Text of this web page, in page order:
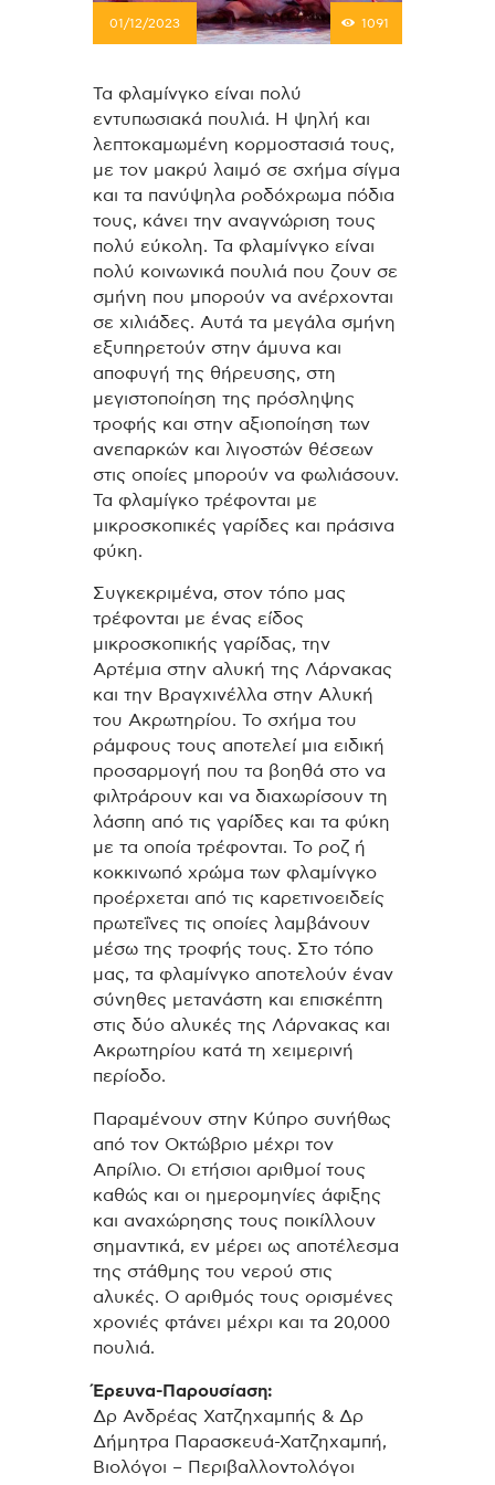
01/12/2023 1091
Τα φλαμίνγκο είναι πολύ
εντυπωσιακά πουλιά. Η ψηλή και
λεπτοκαμωμένη κορμοστασιά τους,
με τον μακρύ λαιμό σε σχήμα σίγμα
και τα πανύψηλα ροδόχρωμα πόδια
τους, κάνει την αναγνώριση τους
πολύ εύκολη. Τα φλαμίνγκο είναι
πολύ κοινωνικά πουλιά που ζουν σε
σμήνη που μπορούν να ανέρχονται
σε χιλιάδες. Αυτά τα μεγάλα σμήνη
εξυπηρετούν στην άμυνα και
αποφυγή της θήρευσης, στη
μεγιστοποίηση της πρόσληψης
τροφής και στην αξιοποίηση των
ανεπαρκών και λιγοστών θέσεων
στις οποίες μπορούν να φωλιάσουν.
Τα φλαμίγκο τρέφονται με
μικροσκοπικές γαρίδες και πράσινα
φύκη.
Συγκεκριμένα, στον τόπο μας
τρέφονται με ένας είδος
μικροσκοπικής γαρίδας, την
Αρτέμια στην αλυκή της Λάρνακας
και την Βραγχινέλλα στην Αλυκή
του Ακρωτηρίου. Το σχήμα του
ράμφους τους αποτελεί μια ειδική
προσαρμογή που τα βοηθά στο να
φιλτράρουν και να διαχωρίσουν τη
λάσπη από τις γαρίδες και τα φύκη
με τα οποία τρέφονται. Το ροζ ή
κοκκινωπό χρώμα των φλαμίνγκο
προέρχεται από τις καρετινοειδείς
πρωτεΐνες τις οποίες λαμβάνουν
μέσω της τροφής τους. Στο τόπο
μας, τα φλαμίνγκο αποτελούν έναν
σύνηθες μετανάστη και επισκέπτη
στις δύο αλυκές της Λάρνακας και
Ακρωτηρίου κατά τη χειμερινή
περίοδο.
Παραμένουν στην Κύπρο συνήθως
από τον Οκτώβριο μέχρι τον
Απρίλιο. Οι ετήσιοι αριθμοί τους
καθώς και οι ημερομηνίες άφιξης
και αναχώρησης τους ποικίλλουν
σημαντικά, εν μέρει ως αποτέλεσμα
της στάθμης του νερού στις
αλυκές. Ο αριθμός τους ορισμένες
χρονιές φτάνει μέχρι και τα 20,000
πουλιά.
Έρευνα-Παρουσίαση:
Δρ Ανδρέας Χατζηχαμπής & Δρ
Δήμητρα Παρασκευά-Χατζηχαμπή,
Βιολόγοι – Περιβαλλοντολόγοι